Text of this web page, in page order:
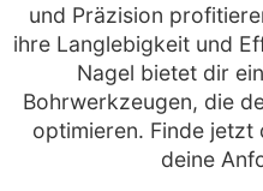
und Präzision
ihre Langlebigkeit und
Nagel bietet dir
Bohrwerkzeugen, die
optimieren. Finde
deine